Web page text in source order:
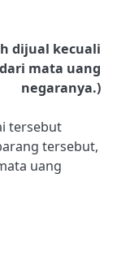
dijual kecuali
mata uang
negaranya.)
tersebut
tersebut,
uang